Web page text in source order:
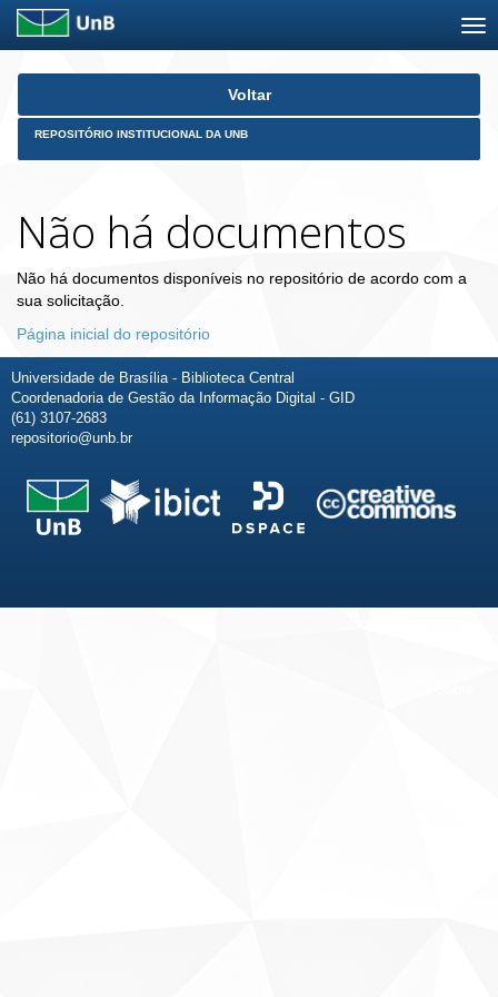
Skip
Voltar
REPOSITÓRIO INSTITUCIONAL DA UNB
Não há documentos
Não há documentos disponíveis no repositório de acordo com a
sua solicitação.
Página inicial do repositório
Universidade de Brasília - Biblioteca Central
Coordenadoria de Gestão da Informação Digital - GID
(61) 3107-2683
repositorio@unb.br